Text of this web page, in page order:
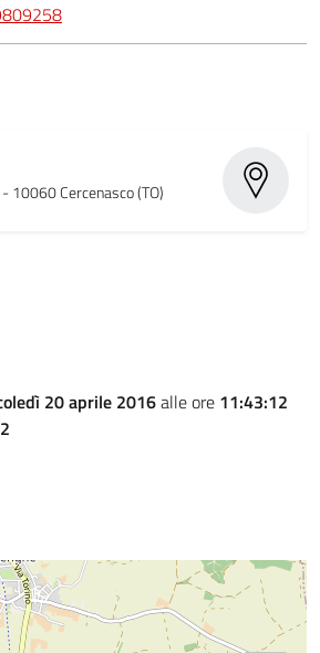
10060 Cercenasco (TO)
20 aprile 2016alle ore 11:43:12